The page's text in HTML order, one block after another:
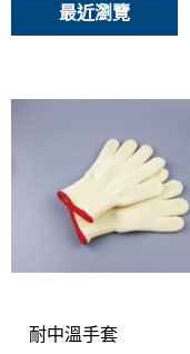
最近瀏覽
耐中溫手套